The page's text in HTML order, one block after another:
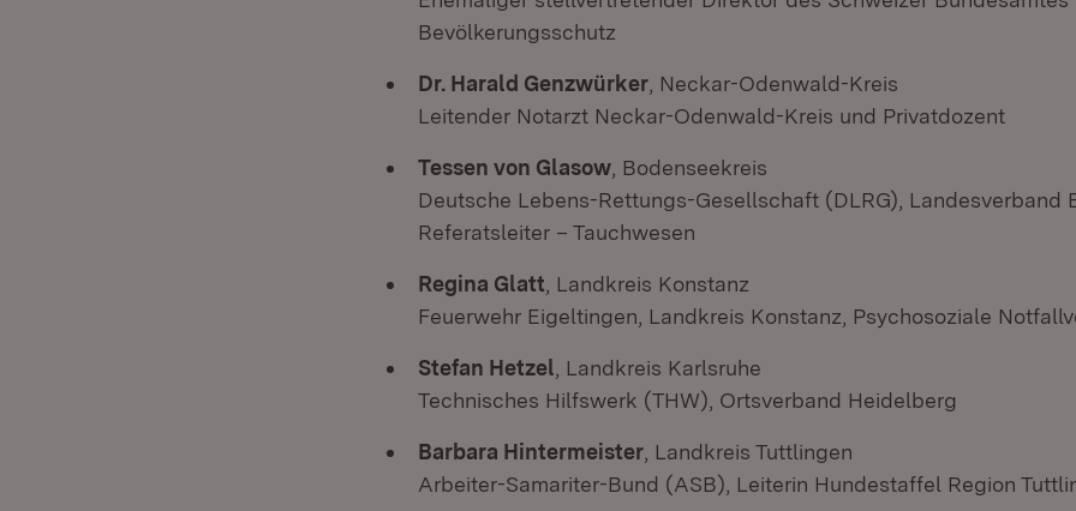
Bevölkerungsschutz
Dr. Harald Genzwürker , Neckar-Odenwald-Kreis
Leitender Notarzt Neckar-Odenwald-Kreis und Privatdozent
Tessen von Glasow , Bodenseekreis
Deutsche Lebens-Rettungs-Gesellschaft (DLRG), Landesverband
Referatsleiter – Tauchwesen
Regina Glatt , Landkreis Konstanz
Feuerwehr Eigeltingen, Landkreis Konstanz, Psychosoziale
Stefan Hetzel , Landkreis Karlsruhe
Technisches Hilfswerk (THW), Ortsverband Heidelberg
Barbara Hintermeister , Landkreis Tuttlingen
Arbeiter-Samariter-Bund (ASB), Leiterin Hundestaffel Region